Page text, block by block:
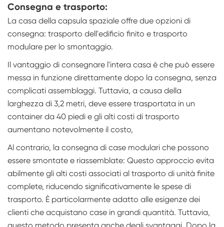
Consegna e trasporto:
La casa della capsula spaziale offre due opzioni di
consegna: trasporto dell'edificio finito e trasporto
modulare per lo smontaggio.
Il vantaggio di consegnare l'intera casa è che può essere
messa in funzione direttamente dopo la consegna, senza
complicati assemblaggi. Tuttavia, a causa della
larghezza di 3,2 metri, deve essere trasportata in un
container da 40 piedi e gli alti costi di trasporto
aumentano notevolmente il costo,
Al contrario, la consegna di case modulari che possono
essere smontate e riassemblate: Questo approccio evita
abilmente gli alti costi associati al trasporto di unità finite
complete, riducendo significativamente le spese di
trasporto. È particolarmente adatto alle esigenze dei
clienti che acquistano case in grandi quantità. Tuttavia,